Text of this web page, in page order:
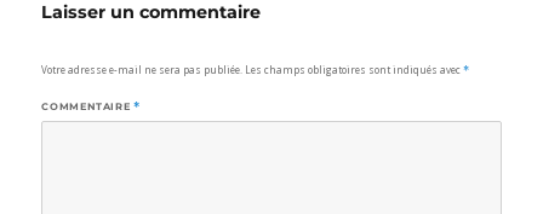
Laisser un commentaire
Votre adresse e-mail ne sera pas publiée. Les champs obligatoires sont indiqués avec*
COMMENTAIRE *